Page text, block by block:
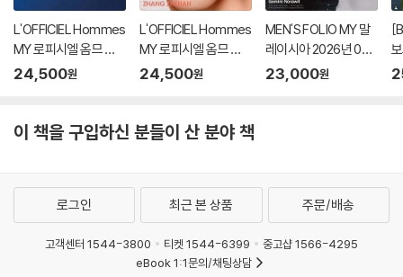
L'OFFICIEL Hommes
MY 로피시엘 옴므 말
레이시아 2026년 08
24,500원
L'OFFICIEL Hommes
MY 로피시엘 옴므 말
레이시아 2026년 07
24,500원
MEN'S FOLIO MY 말
레이시아 2026년 08
월 : GEMINI 커버
23,000원
이 책을 구입하신 분들이 산 분야 책
로그인 최근 본 상품 주문/배송
고객센터 1544-3800 티켓 1544-6399
중고샵 1566-4295
eBook 1:1문의/채팅상담